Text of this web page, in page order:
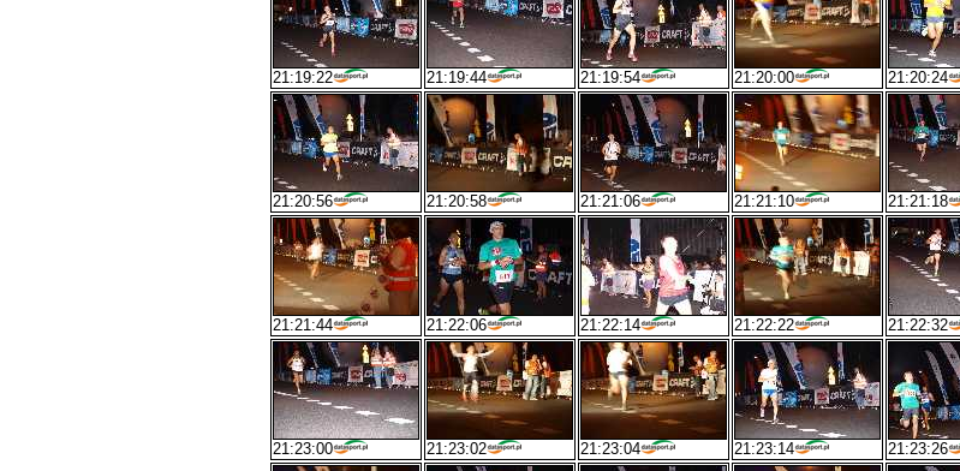
21:19:22 21:19:44 21:19:54 21:20:00 21:20:24
21:20:56 21:20:58 21:21:06 21:21:10 21:21:18
21:21:44 21:22:06 21:22:14 21:22:22 21:22:32
21:23:00 21:23:02 21:23:04 21:23:14 21:23:26